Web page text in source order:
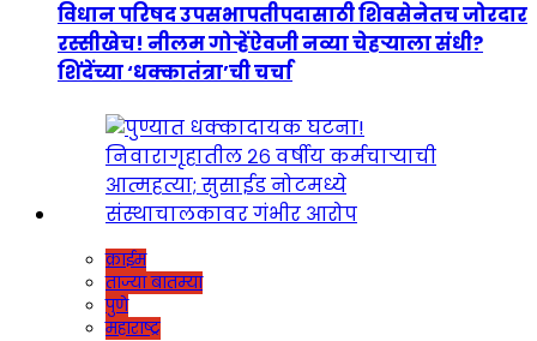
विधान परिषद उपसभापतीपदासाठी शिवसेनेतच जोरदार
रस्सीखेच! नीलम गोऱ्हेंऐवजी नव्या चेहऱ्याला संधी?
शिंदेंच्या ‘धक्कातंत्रा’ची चर्चा
क्राईम
ताज्या बातम्या
पुणे
महाराष्ट्र